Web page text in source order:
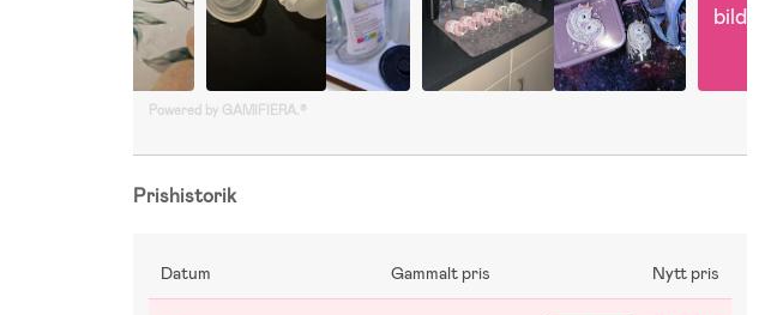
bilder
Powered by GAMIFIERA.®
Prishistorik
Datum Gammalt pris Nytt pris